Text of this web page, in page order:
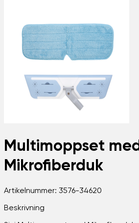
Multimoppset med
Mikrofiberduk
Artikelnummer: 3576-34620
Beskrivning